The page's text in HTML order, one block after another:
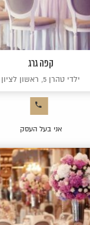
קפה גרג
ילדי טהרן 5, ראשון לציון
אני בעל העסק